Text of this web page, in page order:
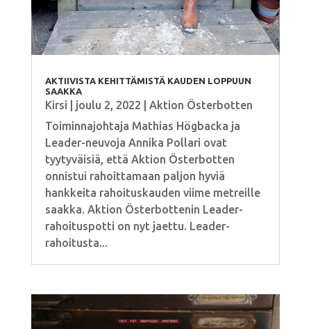
AKTIIVISTA KEHITTÄMISTÄ KAUDEN LOPPUUN
SAAKKA
Kirsi joulu 2, 2022
Aktion Österbotten
Toiminnajohtaja Mathias Högbacka ja
Leader-neuvoja Annika Pollari ovat
tyytyväisiä, että Aktion Österbotten
onnistui rahoittamaan paljon hyviä
hankkeita rahoituskauden viime metreille
saakka. Aktion Österbottenin Leader-
rahoituspotti on nyt jaettu. Leader-
rahoitusta...